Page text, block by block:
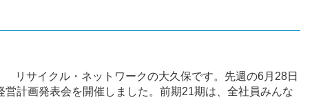
リサイクル・ネットワークの大久保です。先週の6月28日
営計画発表会を開催しました。前期21期は、全社員みんな